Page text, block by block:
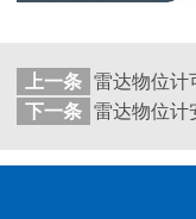
上一条 雷达物位计
下一条 雷达物位计